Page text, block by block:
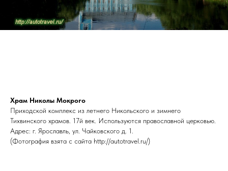
Храм Николы Мокрого
Приходской комплекс из летнего Никольского и зимнего
Тихвинского храмов. 17й век. Используются православной церковью.
Адрес: г. Ярославль, ул. Чайковского д. 1.
(Фотография взята с сайта http://autotravel.ru/)